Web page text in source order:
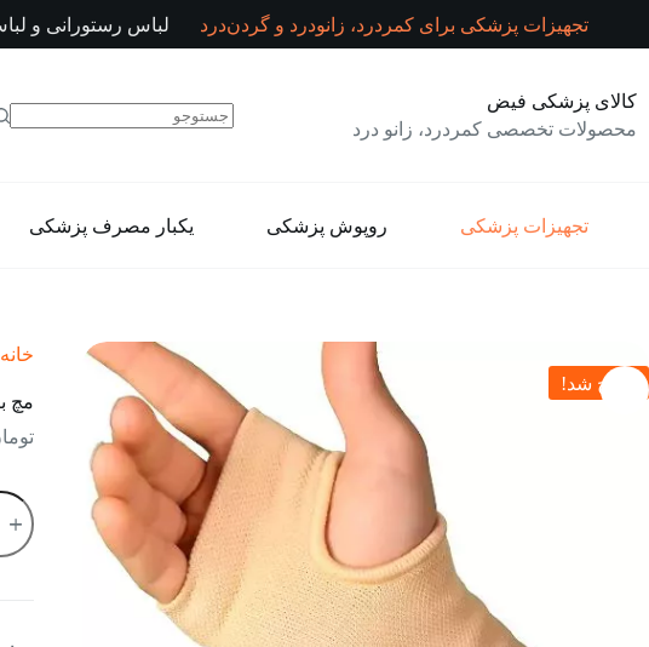
تجهیزات پزشکی برای کمردرد، زانودرد و گردن‌درد لباس رستورانی و
کالای پزشکی فیض
محصولات تخصصی کمردرد، زانو درد
تجهیزات پزشکی روپوش پزشکی یکبار مصرف پزشکی
حراج شد!
خانه
مچ
مچ
بند
کشی